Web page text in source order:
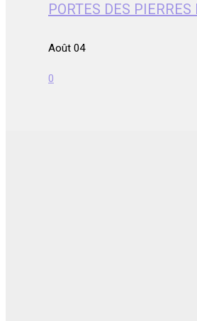
PORTES DES
Août 04
0